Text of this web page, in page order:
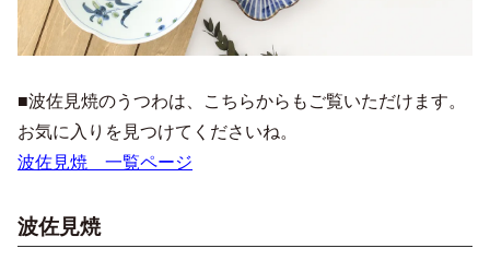
■波佐見焼のうつわは、こちらからもご覧いただけます。
お気に入りを見つけてくださいね。
波佐見焼 一覧ページ
波佐見焼